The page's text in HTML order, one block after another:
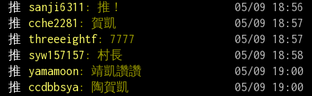
推
sanji6311 : 推！
推
cche2281 : 賀凱
推
threeeightf: 7777
推
syw157157 : 村長
推
yamamoon: 靖凱讚讚
推
ccdbbsya: 陶賀凱